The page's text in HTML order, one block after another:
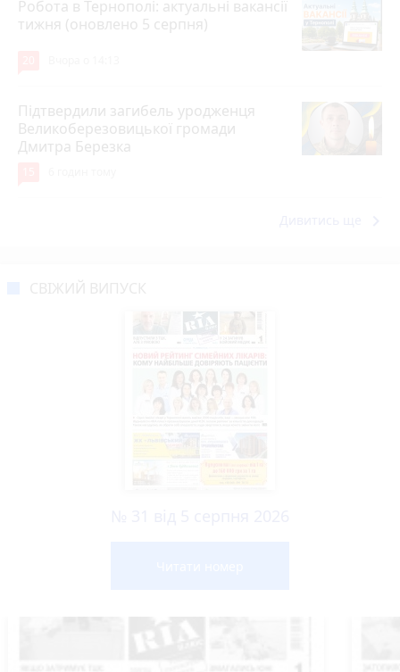
Робота в Тернополі: актуальні вакансії
тижня (оновлено 5 серпня)
Підтвердили загибель уродженця
Великоберезовицької громади
Дмитра Березка